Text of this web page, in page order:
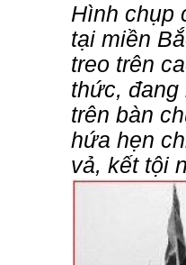
Hình chụp
tại miền
treo trên
thức, đang
trên bàn
hứa hẹn
vả, kết tội